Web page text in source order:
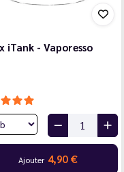
iTank - Vaporesso
Ajouter 4,90 €